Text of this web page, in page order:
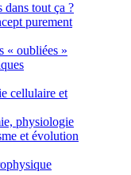
dans tout ça ?
purement
« oubliées »
cellulaire et
physiologie
et évolution